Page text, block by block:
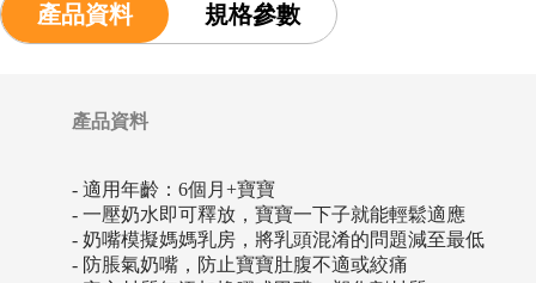
產品資料 規格參數
產品資料
- 適用年齡：6個月+寶寶
- 一壓奶水即可釋放，寶寶一下子就能輕鬆適應
- 奶嘴模擬媽媽乳房，將乳頭混淆的問題減至最低
- 防脹氣奶嘴，防止寶寶肚腹不適或絞痛